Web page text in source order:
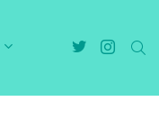
twitter